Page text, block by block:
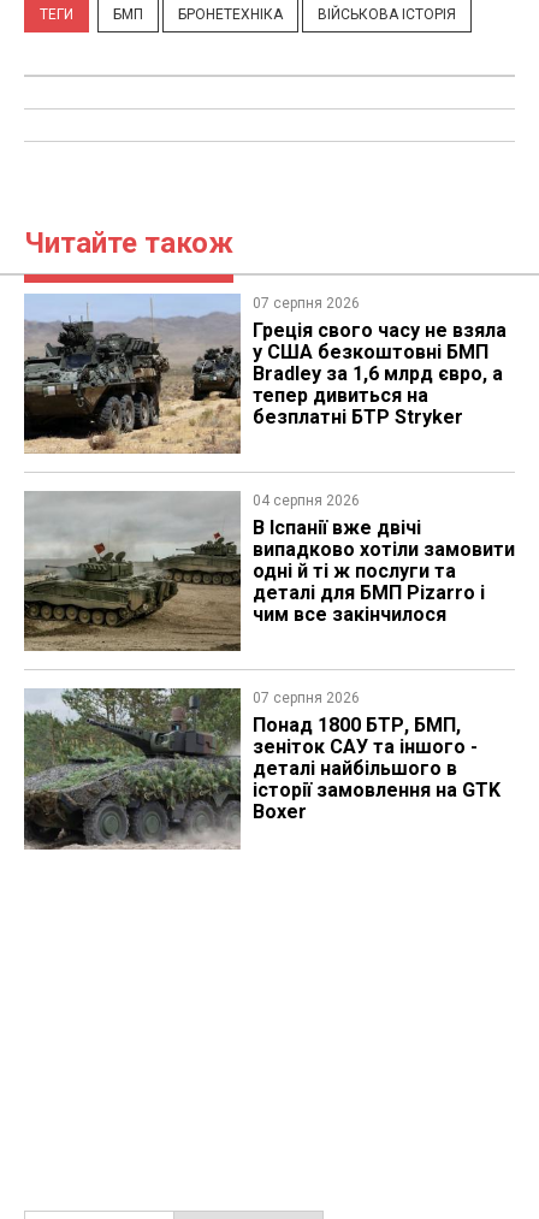
ТЕГИ БМП БРОНЕТЕХНІКА ВІЙСЬКОВА ІСТОРІЯ
Читайте також
07 серпня 2026
Греція свого часу не взяла
у США безкоштовні БМП
Bradley за 1,6 млрд євро, а
тепер дивиться на
безплатні БТР Stryker
04 серпня 2026
В Іспанії вже двічі
випадково хотіли замовити
одні й ті ж послуги та
деталі для БМП Pizarro і
чим все закінчилося
07 серпня 2026
Понад 1800 БТР, БМП,
зеніток САУ та іншого -
деталі найбільшого в
історії замовлення на GTK
Boxer